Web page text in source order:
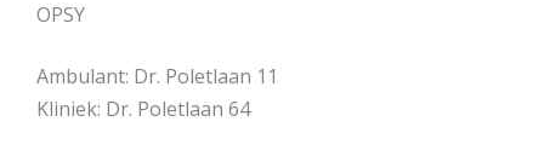
OPSY
Ambulant: Dr. Poletlaan 11
Kliniek: Dr. Poletlaan 64